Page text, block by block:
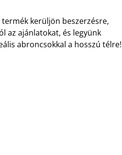
kerüljön beszerzésre,
az ajánlatokat, és legyünk
abroncsokkal a hosszú télre!